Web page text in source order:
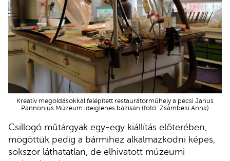
Kreatív megoldásokkal felépített restaurátorműhely a pécsi Janus
Pannonius Múzeum ideiglenes bázisán (fotó: Zsámbéki Anna)
Csillogó műtárgyak egy-egy kiállítás előterében,
mögöttük pedig a bármihez alkalmazkodni képes,
sokszor láthatatlan, de elhivatott múzeumi